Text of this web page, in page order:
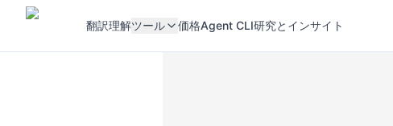
翻訳理解ツール 価格Agent CLI研究とインサイト